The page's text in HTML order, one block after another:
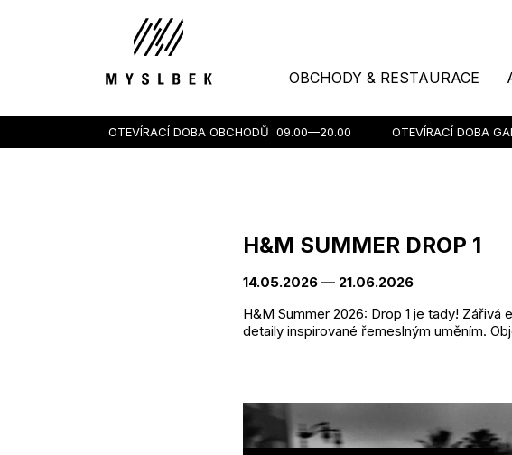
OBCHODY & RESTAURACE
OTEVÍRACÍ DOBA OBCHODŮ 09.00—20.00 OTEVÍRACÍ DOBA
H&M SUMMER DROP 1
14.05.2026 — 21.06.2026
H&M Summer 2026: Drop 1 je tady!
detaily inspirované řemeslným uměním.